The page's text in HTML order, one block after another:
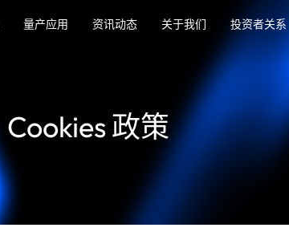
量产应用 资讯动态 关于我们 投资者关系
Cookies 政策